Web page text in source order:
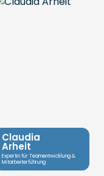
Claudia
Arheit
Expertin für Teamentwicklung &
Mitarbeiterführung